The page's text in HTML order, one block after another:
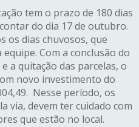
tem o prazo de 180 dias
do dia 17 de outubro.
os dias chuvosos, que
Com a conclusão do
a quitação das parcelas, o
novo investimento do
Nesse período, os
via, devem ter cuidado com
que estão no local.